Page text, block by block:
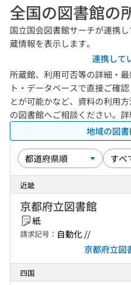
全国の図書館の
国立国会図書館サーチが連携
蔵情報を表示します。
連携して
所蔵館、利用可否等の詳細・
ト・データベースで直接ご確
とが可能かなど、資料の利用
の図書館へご相談ください。詳
地域の図
近畿
京都府立図書館
紙
請求記号： 自動化 //
京都府立図
四国